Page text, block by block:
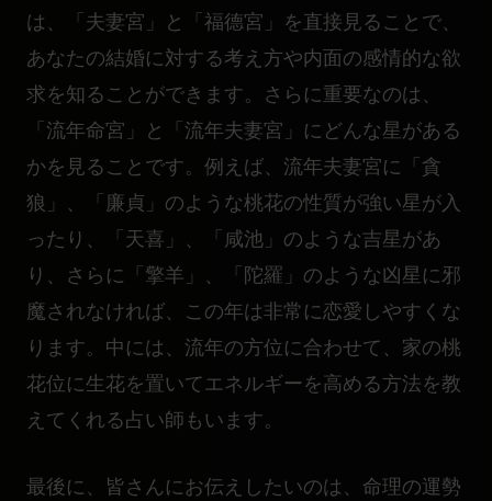
は、「夫妻宮」と「福德宮」を直接見ることで、
あなたの結婚に対する考え方や内面の感情的な欲
求を知ることができます。さらに重要なのは、
「流年命宮」と「流年夫妻宮」にどんな星がある
かを見ることです。例えば、流年夫妻宮に「貪
狼」、「廉貞」のような桃花の性質が強い星が入
ったり、「天喜」、「咸池」のような吉星があ
り、さらに「擎羊」、「陀羅」のような凶星に邪
魔されなければ、この年は非常に恋愛しやすくな
ります。中には、流年の方位に合わせて、家の桃
花位に生花を置いてエネルギーを高める方法を教
えてくれる占い師もいます。
最後に、皆さんにお伝えしたいのは、命理の運勢